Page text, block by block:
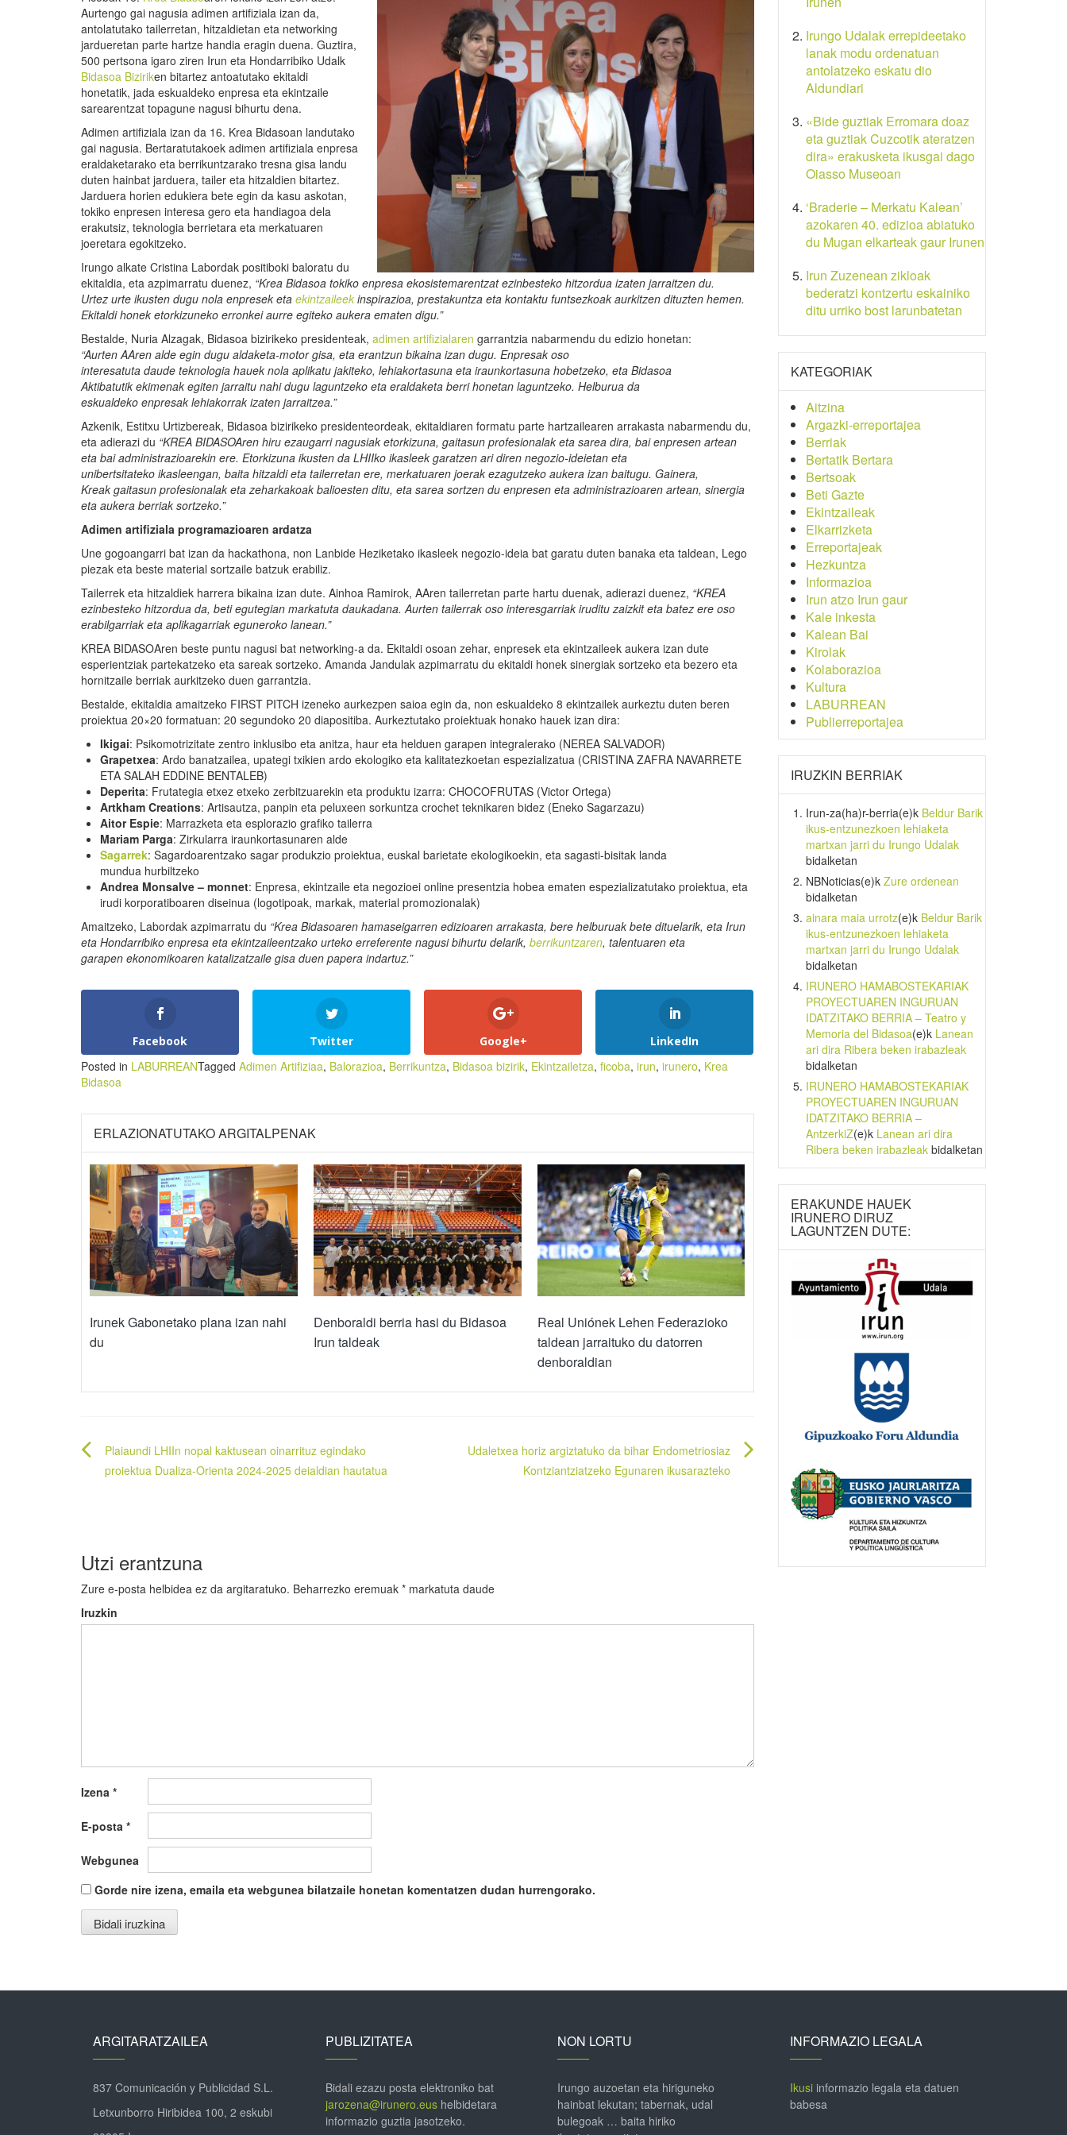
Aurtengo gai nagusia adimen artifiziala izan da,
antolatutako tailerretan, hitzaldietan eta networking
jardueretan parte hartze handia eragin duena. Guztira,
500 pertsona igaro ziren Irun eta Hondarribiko Udalk
Bidasoa Biziriken bitartez antoatutako ekitaldi
honetatik, jada eskualdeko enpresa eta ekintzaile
sarearentzat topagune nagusi bihurtu dena.
Adimen artifiziala izan da 16. Krea Bidasoan landutako
gai nagusia. Bertaratutakoek adimen artifiziala enpresa
eraldaketarako eta berrikuntzarako tresna gisa landu
duten hainbat jarduera, tailer eta hitzaldien bitartez.
Jarduera horien edukiera bete egin da kasu askotan,
tokiko enpresen interesa gero eta handiagoa dela
erakutsiz, teknologia berrietara eta merkatuaren
joeretara egokitzeko.
Irungo alkate Cristina Labordak positiboki baloratu du
ekitaldia, eta azpimarratu duenez, “Krea Bidasoa tokiko enpresa ekosistemarentzat ezinbesteko hitzordua izaten jarraitzen du.
Urtez urte ikusten dugu nola enpresek eta ekintzaileek inspirazioa, prestakuntza eta kontaktu funtsezkoak aurkitzen dituzten hemen.
Ekitaldi honek etorkizuneko erronkei aurre egiteko aukera ematen digu.”
Bestalde, Nuria Alzagak, Bidasoa bizirikeko presidenteak, adimen artifizialaren garrantzia nabarmendu du edizio honetan:
“Aurten AAren alde egin dugu aldaketa-motorgisa, eta erantzun bikaina izan dugu. Enpresak oso
interesatuta daude teknologia hauek nola aplikatu jakiteko, lehiakortasuna eta iraunkortasuna hobetzeko, eta Bidasoa
Aktibatutik ekimenak egiten jarraitu nahi dugu laguntzeko eta eraldaketa berri honetan laguntzeko. Helburua da
eskualdeko enpresak lehiakorrak izaten jarraitzea.”
Azkenik, Estitxu Urtizbereak, Bidasoa bizirikeko presidenteordeak, ekitaldiaren formatu parte hartzailearen arrakasta nabarmendu du,
eta adierazi du “KREA BIDASOAren hiru ezaugarri nagusiak etorkizuna, gaitasun profesionalak eta sarea dira, baienpresen artean
eta baiadministrazioarekin ere. Etorkizuna ikusten da LHIIko ikasleek garatzen ari diren negozio-ideietan eta
unibertsitateko ikasleengan, baita hitzaldieta tailerretan ere, merkatuaren joerak ezagutzeko aukera izan baitugu. Gainera,
Kreak gaitasun profesionalak etazeharkakoak balioesten ditu, eta sarea sortzen du enpresen eta administrazioaren artean, sinergia
eta aukera berriak sortzeko.”
Adimen artifiziala programazioaren ardatza
Une gogoangarri bat izan da hackathona, non Lanbide Heziketako ikasleek negozio-ideia bat garatu duten banaka eta taldean, Lego
piezak eta beste material sortzaile batzuk erabiliz.
Tailerrek eta hitzaldiek harrera bikaina izan dute. Ainhoa Ramirok, AAren tailerretan parte hartu duenak, adierazi duenez, “KREA
ezinbesteko hitzordua da, beti egutegian markatuta daukadana.Aurten tailerrak oso interesgarriak iruditu zaizkiteta batez ere oso
erabilgarriak eta aplikagarriak eguneroko lanean.”
KREA BIDASOAren beste puntu nagusi bat networking-a da. Ekitaldi osoan zehar, enpresek eta ekintzaileek aukera izan dute
esperientziak partekatzeko eta sareak sortzeko. Amanda Jandulak azpimarratu du ekitaldi honek sinergiak sortzeko eta bezero eta
hornitzaile berriak aurkitzeko duen garrantzia.
Bestalde, ekitaldia amaitzeko FIRST PITCH izeneko aurkezpen saioa egin da, non eskualdeko 8 ekintzailek aurkeztu duten beren
proiektua 20×20 formatuan: 20 segundoko 20 diapositiba. Aurkeztutako proiektuak honako hauek izan dira:
Ikigai: Psikomotrizitate zentro inklusibo eta anitza, haur eta helduen garapen integralerako (NEREA SALVADOR)
Grapetxea: Ardo banatzailea, upategi txikien ardo ekologiko eta kalitatezkoetan espezializatua (CRISTINA ZAFRA NAVARRETE
ETA SALAH EDDINE BENTALEB)
Deperita: Frutategia etxez etxeko zerbitzuarekin eta produktu izarra: CHOCOFRUTAS (Victor Ortega)
Artkham Creations: Artisautza, panpin eta peluxeen sorkuntza crochet teknikaren bidez (Eneko Sagarzazu)
Aitor Espie: Marrazketa eta esplorazio grafiko tailerra
Mariam Parga: Zirkularra iraunkortasunaren alde
Sagarrek: Sagardoarentzako sagar produkzio proiektua, euskal barietate ekologikoekin, eta sagasti-bisitak landa
mundua hurbiltzeko
Andrea Monsalve – monnet: Enpresa, ekintzaile eta negozioei online presentzia hobea ematen espezializatutako proiektua, eta
irudi korporatiboaren diseinua (logotipoak, markak, material promozionalak)
Amaitzeko, Labordak azpimarratu du “Krea Bidasoaren hamaseigarren edizioaren arrakasta, bere helburuak bete dituelarik, eta Irun
eta Hondarribiko enpresa eta ekintzaileentzako urteko erreferente nagusi bihurtu delarik, berrikuntzaren, talentuaren eta
garapen ekonomikoaren katalizatzaile gisa duen papera indartuz.”
Facebook Twitter Google+ LinkedIn
Posted in LABURREANTagged Adimen Artifiziaa, Balorazioa, Berrikuntza, Bidasoa bizirik, Ekintzailetza, ficoba, irun, irunero, Krea
Bidasoa
ERLAZIONATUTAKO ARGITALPENAK
Irunek Gabonetako plana izan nahi
du
Denboraldi berria hasi du Bidasoa
Irun taldeak
Real Uniónek Lehen Federazioko
taldean jarraituko du datorren
denboraldian
Bidalketetan
zehar
Plaiaundi LHIIn nopal kaktusean oinarrituz egindako
proiektua Dualiza-Orienta 2024-2025 deialdian hautatua
Udaletxea horiz argiztatuko da bihar Endometriosiaz
Kontziantziatzeko Egunaren ikusarazteko
Utzi erantzuna
Zure e-posta helbidea ez da argitaratuko. Beharrezko eremuak * markatuta daude
Iruzkin
Izena *
E-posta *
Webgunea
Gorde nire izena, emaila eta webgunea bilatzaile honetan komentatzen dudan hurrengorako.
Irungo Udalak errepideetako
lanak modu ordenatuan
antolatzeko eskatu dio
Aldundiari
«Bide guztiak Erromara doaz
eta guztiak Cuzcotik ateratzen
dira» erakusketa ikusgai dago
Oiasso Museoan
‘Braderie – Merkatu Kalean’
azokaren 40. edizioa abiatuko
du Mugan elkarteak gaur Irunen
Irun Zuzenean zikloak
bederatzi kontzertu eskainiko
ditu urriko bost larunbatetan
KATEGORIAK
Aitzina
Argazki-erreportajea
Berriak
Bertatik Bertara
Bertsoak
Beti Gazte
Ekintzaileak
Elkarrizketa
Erreportajeak
Hezkuntza
Informazioa
Irun atzo Irun gaur
Kale inkesta
Kalean Bai
Kirolak
Kolaborazioa
Kultura
LABURREAN
Publierreportajea
IRUZKIN BERRIAK
Irun-za(ha)r-berria(e)k Beldur Barik
ikus-entzunezkoen lehiaketa
martxan jarri du Irungo Udalak
bidalketan
NBNoticias(e)k Zure ordenean
bidalketan
ainara maia urrotz(e)k Beldur Barik
ikus-entzunezkoen lehiaketa
martxan jarri du Irungo Udalak
bidalketan
IRUNERO HAMABOSTEKARIAK
PROYECTUAREN INGURUAN
IDATZITAKO BERRIA – Teatro y
Memoria del Bidasoa(e)k Lanean
ari dira Ribera beken irabazleak
bidalketan
IRUNERO HAMABOSTEKARIAK
PROYECTUAREN INGURUAN
IDATZITAKO BERRIA –
AntzerkiZ(e)k Lanean ari dira
Ribera beken irabazleakbidalketan
ERAKUNDE HAUEK
IRUNERO DIRUZ
LAGUNTZEN DUTE:
ARGITARATZAILEA
837 Comunicación y Publicidad S.L.
Letxunborro Hiribidea 100, 2 eskubi
PUBLIZITATEA
Bidali ezazu posta elektroniko bat
jarozena@irunero.eushelbidetara
informazio guztia jasotzeko.
NON LORTU
Irungo auzoetan eta hiriguneko
hainbat lekutan; tabernak, udal
bulegoak … baita hiriko
INFORMAZIO LEGALA
Ikusiinformazio legala eta datuen
babesa